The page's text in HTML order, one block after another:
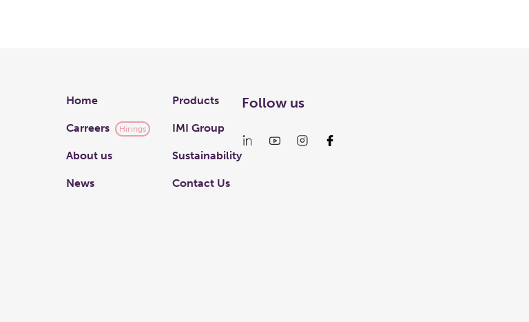
Links
Home Products
Carreers Hirings IMI Group
About us Sustainability
News Contact Us
Follow us